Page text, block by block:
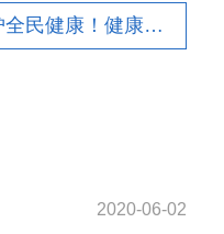
下一篇：“油”衷守护全民健康！健康食用油品牌“多力”出席第五届ifs中国主题日，分享食安经验
2020-06-02